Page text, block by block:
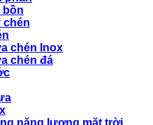
bồn
chén
chén Inox
chén đá